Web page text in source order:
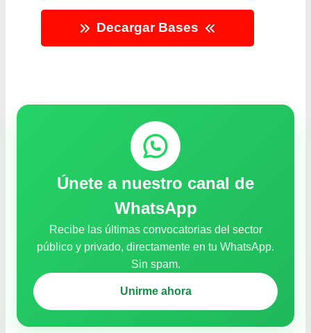
Decargar Bases
Únete a nuestro canal de
WhatsApp
Recibe las últimas convocatorias del sector
público y privado, directamente en tu WhatsApp.
Sin spam.
Unirme ahora